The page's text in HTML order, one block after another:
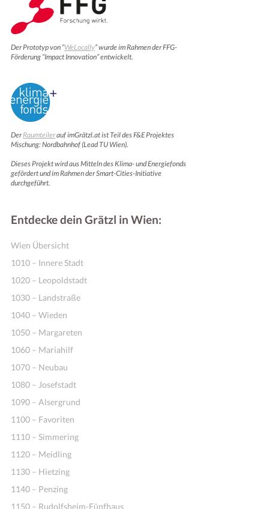
Der Prototyp von “WeLocally” wurde im Rahmen der FFG-
Förderung “Impact Innovation” entwickelt.
DerRaumteilerauf imGrätzl.at ist Teil des F&E Projektes
Mischung: Nordbahnhof (Lead TU Wien).
Dieses Projekt wird aus Mitteln des Klima- und Energiefonds
gefördert und im Rahmen der Smart-Cities-Initiative
durchgeführt.
Entdecke dein Grätzl in Wien:
Wien Übersicht
1010 – Innere Stadt
1020 – Leopoldstadt
1030 – Landstraße
1040 – Wieden
1050 – Margareten
1060 – Mariahilf
1070 – Neubau
1080 – Josefstadt
1090 – Alsergrund
1100 – Favoriten
1110 – Simmering
1120 – Meidling
1130 – Hietzing
1140 – Penzing
1150 – Rudolfsheim-Fünfhaus